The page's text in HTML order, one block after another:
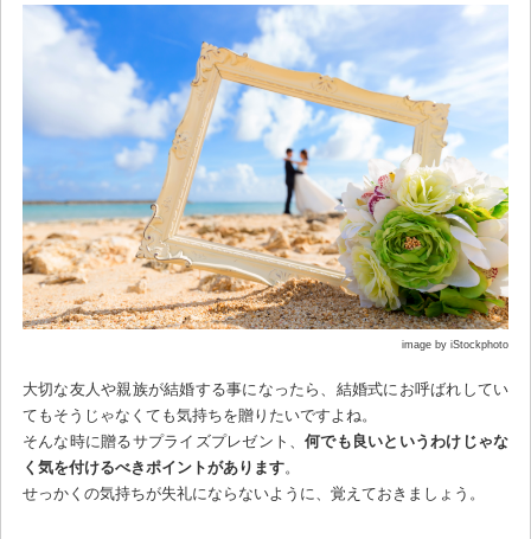
image by iStockphoto
大切な友人や親族が結婚する事になったら、結婚式にお呼ばれしてい
てもそうじゃなくても気持ちを贈りたいですよね。
そんな時に贈るサプライズプレゼント、何でも良いというわけじゃな
く気を付けるべきポイントがあります。
せっかくの気持ちが失礼にならないように、覚えておきましょう。